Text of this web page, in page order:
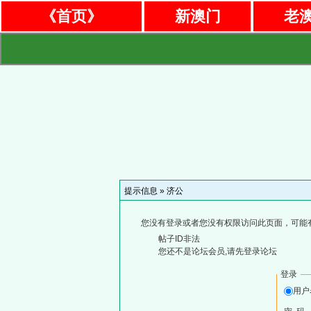
《首页》 新澳门 老
提示信息 » 济公
您没有登录或者您没有权限访问此页面，可能
帖子ID非法
您还不是论坛会员,请先登录论坛
登录
用